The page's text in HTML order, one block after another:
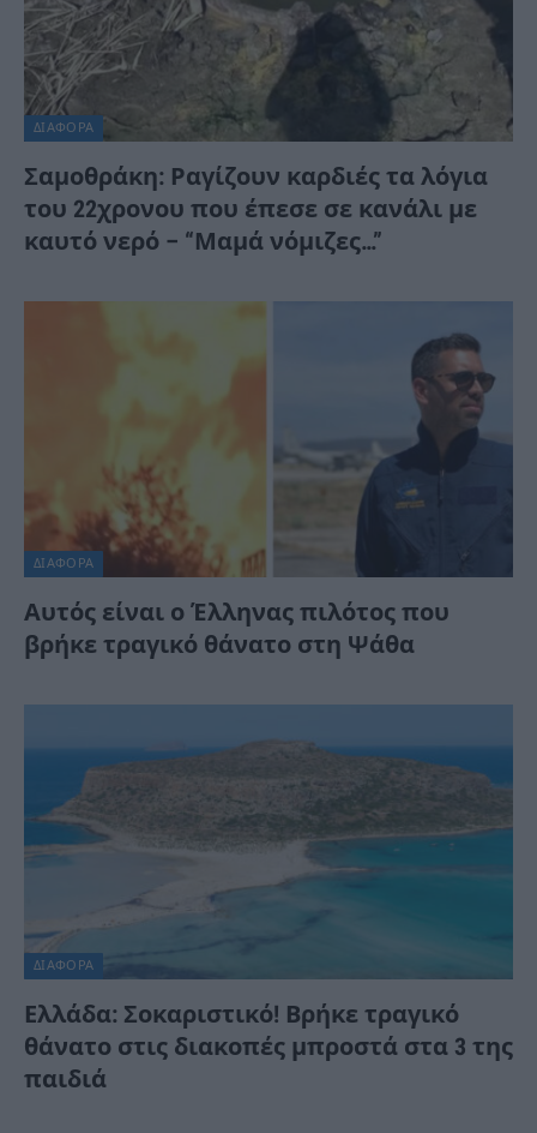
ΔΙΆΦΟΡΑ
Σαμοθράκη: Ραγίζουν καρδιές τα λόγια
του 22χρονου που έπεσε σε κανάλι με
καυτό νερό – “Μαμά νόμιζες…”
ΔΙΆΦΟΡΑ
Αυτός είναι ο Έλληνας πιλότος που
βρήκε τραγικό θάνατο στη Ψάθα
ΔΙΆΦΟΡΑ
Ελλάδα: Σοκαριστικό! Βρήκε τραγικό
θάνατο στις διακοπές μπροστά στα 3 της
παιδιά